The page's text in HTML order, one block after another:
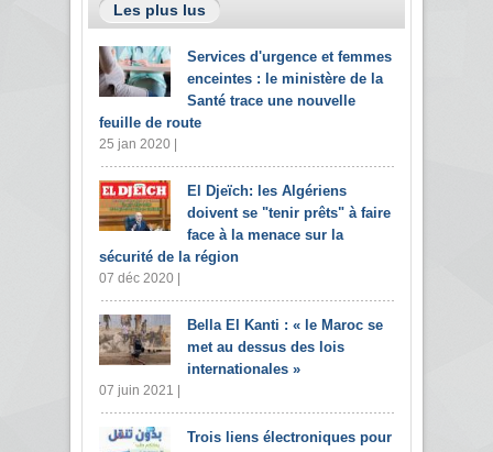
Les plus lus
Services d'urgence et femmes
enceintes : le ministère de la
Santé trace une nouvelle
feuille de route
25 jan 2020 |
El Djeïch: les Algériens
doivent se "tenir prêts" à faire
face à la menace sur la
sécurité de la région
07 déc 2020 |
Bella El Kanti : « le Maroc se
met au dessus des lois
internationales »
07 juin 2021 |
Trois liens électroniques pour